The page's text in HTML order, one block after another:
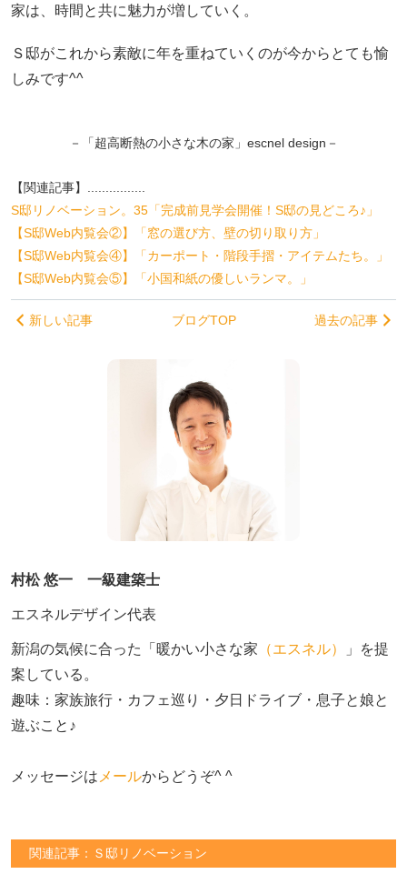
家は、時間と共に魅力が増していく。
Ｓ邸がこれから素敵に年を重ねていくのが今からとても愉
しみです^^
－「超高断熱の小さな木の家」escnel design－
【関連記事】................
S邸リノベーション。35「完成前見学会開催！S邸の見どころ♪」
【S邸Web内覧会②】「窓の選び方、壁の切り取り方」
【S邸Web内覧会④】「カーポート・階段手摺・アイテムたち。」
【S邸Web内覧会⑤】「小国和紙の優しいランマ。」
新しい記事 ブログTOP 過去の記事
村松 悠一 一級建築士
エスネルデザイン代表
新潟の気候に合った「暖かい小さな家 （エスネル）
」を提
案している。
趣味：家族旅行・カフェ巡り・夕日ドライブ・息子と娘と
遊ぶこと♪
メッセージは メールからどうぞ^ ^
関連記事：Ｓ邸リノベーション